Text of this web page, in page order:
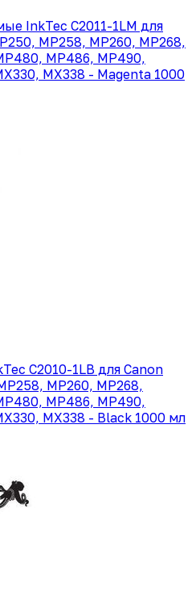
InkTec C2011-1LM для
MP258, MP260, MP268,
MP486, MP490,
MX338 - Magenta 1000
C2010-1LB для Canon
MP260, MP268,
MP486, MP490,
MX338 - Black 1000 мл